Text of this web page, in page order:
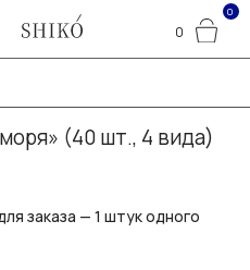
0
0
(40 шт., 4 вида)
заказа — 1 штук одного